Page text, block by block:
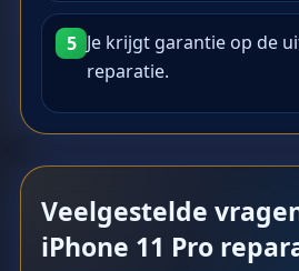
5 Je krijgt garantie op de
reparatie.
Veelgestelde
iPhone 11 Pro